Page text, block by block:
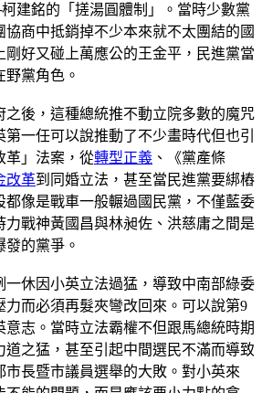
建銘的「搓湯圓體制」。當時少數黨
協商中抵銷掉不少本來就不太團結的國
剛好又碰上萬應公的王金平，民進黨當
黨角色。
之後，這種總統推不動立院多數的魔咒
一任可以說推動了不少畫時代但也引
革」法案，從轉型正義 、《黨產條
改革到同婚立法，甚至當民進黨要綁樁
都像是戰車一般輾過國民黨，不僅藍委
力戰神黃國昌與林昶佐、洪慈庸之間是
的黨爭。
一休因小英立法過猛，導致中南部綠委
力而必須再髮夾彎改回來。可以說第9
意志。當時立法霸權不但跟馬總統時期
道之猛，甚至引起中間選民不滿而導致
市長暨市議員選舉的大敗。對小英來